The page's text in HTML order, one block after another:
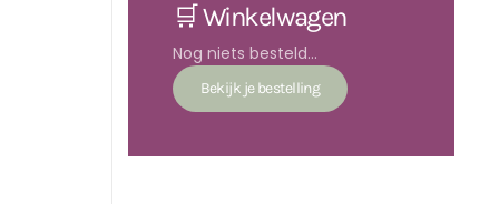
🛒 Winkelwagen
Nog niets besteld...